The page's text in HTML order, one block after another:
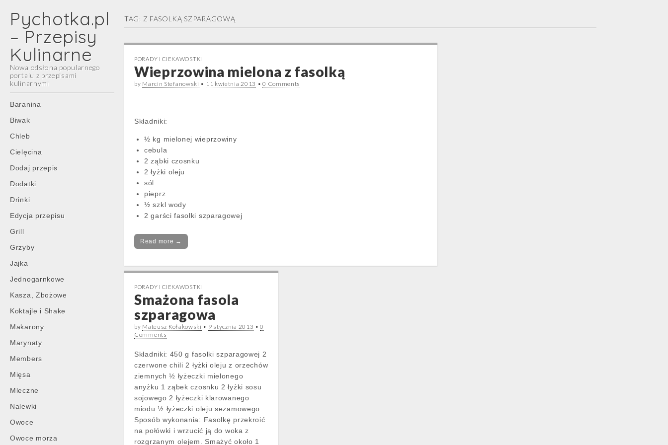
Pychotka.pl
– Przepisy
Kulinarne
Nowa odsłona popularnego
portalu z przepisami
kulinarnymi
Main
menu
Skip
content
Baranina
Biwak
Chleb
Cielęcina
Dodaj przepis
Dodatki
Drinki
Edycja przepisu
Grill
Grzyby
Jajka
Jednogarnkowe
Kasza, Zbożowe
Koktajle i Shake
Makarony
Marynaty
Members
Mięsa
Mleczne
Nalewki
Owoce
Owoce morza
TAG: Z FASOLKĄ SZPARAGOWĄ
PORADY I CIEKAWOSTKI
Wieprzowina mielona z fasolką
by Marcin Stefanowski • 11 kwietnia 2013 •0 Comments
Składniki:
½ kg mielonej wieprzowiny
cebula
2 ząbki czosnku
2 łyżki oleju
sól
pieprz
½ szkl wody
2 garści fasolki szparagowej
Read more →
PORADY I CIEKAWOSTKI
Smażona fasola
szparagowa
by Mateusz Kołakowski • 9 stycznia 2013 •0
Comments
Składniki: 450 g fasolki szparagowej 2
czerwone chili 2 łyżki oleju z orzechów
ziemnych ½ łyżeczki mielonego
anyżku 1 ząbek czosnku 2 łyżki sosu
sojowego 2 łyżeczki klarowanego
miodu ½ łyżeczki oleju sezamowego
Sposób wykonania: Fasolkę przekroić
na połówki i wrzucić ją do woka z
rozgrzanym olejem. Smażyć około 1